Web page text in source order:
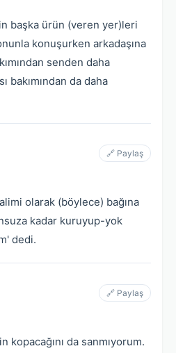
başka ürün (veren yer)leri
konuşurken arkadaşına
senden daha
bakımından da daha
🔗 Paylaş
olarak (böylece) bağına
kadar kuruyup-yok
dedi.
🔗 Paylaş
kopacağını da sanmıyorum.